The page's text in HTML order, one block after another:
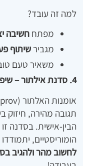
למה זה עובד?
מפתח חשיבה
מגבירשיתוף
משאיר טעם
4. סדנת אילתור – שיפור תקשורת וגמישות מחשבתית
תגובה מהירה, חיזוק
הבין-אישית. בסדנה
הומוריסטיים,
לחשוב מהר ולהגיב